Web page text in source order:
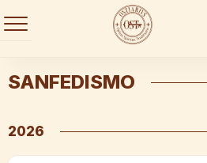
to
SANFEDISMO
2026